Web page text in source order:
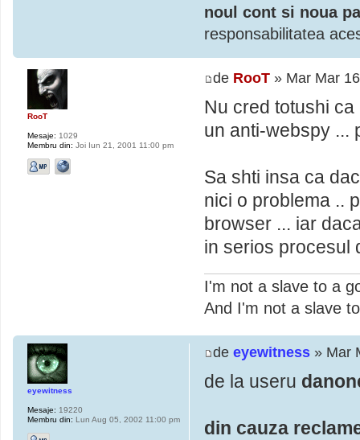
noul cont si noua
responsabilitatea
de RooT » Mar Mar
Nu cred totushi
un anti-webspy ...
Sa shti insa ca
nici o problema ..
browser ... iar
in serios procesul
I'm not a slave to a
And I'm not a slave
RooT
Mesaje: 1029
Membru din: Joi Iun 21, 2001 11:00 pm
de eyewitness » Mar
de la useru
din cauza
eyewitness
Mesaje: 19220
Membru din: Lun Aug 05, 2002 11:00 pm